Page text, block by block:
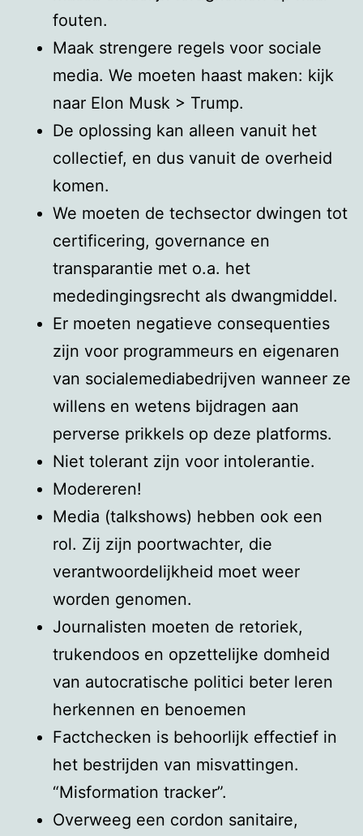
fouten.
Maak strengere regels voor sociale
media. We moeten haast maken: kijk
naar Elon Musk > Trump.
De oplossing kan alleen vanuit het
collectief, en dus vanuit de overheid
komen.
We moeten de techsector dwingen tot
certificering, governance en
transparantie met o.a. het
mededingingsrecht als dwangmiddel.
Er moeten negatieve consequenties
zijn voor programmeurs en eigenaren
van socialemediabedrijven wanneer ze
willens en wetens bijdragen aan
perverse prikkels op deze platforms.
Niet tolerant zijn voor intolerantie.
Modereren!
Media (talkshows) hebben ook een
rol. Zij zijn poortwachter, die
verantwoordelijkheid moet weer
worden genomen.
Journalisten moeten de retoriek,
trukendoos en opzettelijke domheid
van autocratische politici beter leren
herkennen en benoemen
Factchecken is behoorlijk effectief in
het bestrijden van misvattingen.
“Misformation tracker”.
Overweeg een cordon sanitaire,